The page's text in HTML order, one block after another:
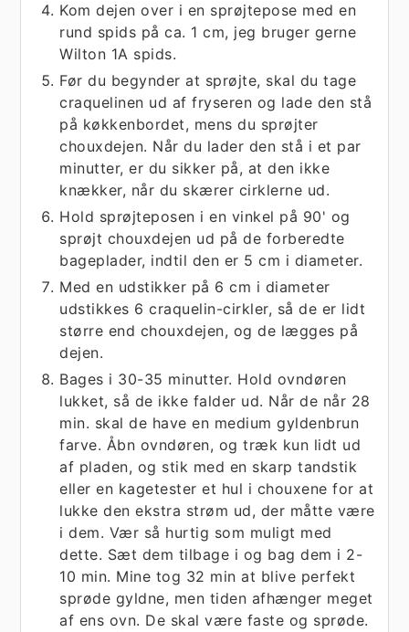
Kom dejen over i en sprøjtepose med en
rund spids på ca. 1 cm, jeg bruger gerne
Wilton 1A spids.
Før du begynder at sprøjte, skal du tage
craquelinen ud af fryseren og lade den stå
på køkkenbordet, mens du sprøjter
chouxdejen. Når du lader den stå i et par
minutter, er du sikker på, at den ikke
knækker, når du skærer cirklerne ud.
Hold sprøjteposen i en vinkel på 90' og
sprøjt chouxdejen ud på de forberedte
bageplader, indtil den er 5 cm i diameter.
Med en udstikker på 6 cm i diameter
udstikkes 6 craquelin-cirkler, så de er lidt
større end chouxdejen, og de lægges på
dejen.
Bages i 30-35 minutter. Hold ovndøren
lukket, så de ikke falder ud. Når de når 28
min. skal de have en medium gyldenbrun
farve. Åbn ovndøren, og træk kun lidt ud
af pladen, og stik med en skarp tandstik
eller en kagetester et hul i chouxene for at
lukke den ekstra strøm ud, der måtte være
i dem. Vær så hurtig som muligt med
dette. Sæt dem tilbage i og bag dem i 2-
10 min. Mine tog 32 min at blive perfekt
sprøde gyldne, men tiden afhænger meget
af ens ovn. De skal være faste og sprøde.